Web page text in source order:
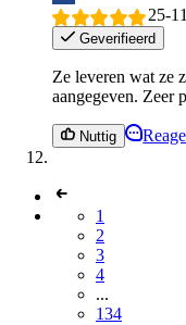
25-
Geverifieerd
Ze leveren wat ze
aangegeven. Zeer
Nuttig
1
2
3
4
...
134